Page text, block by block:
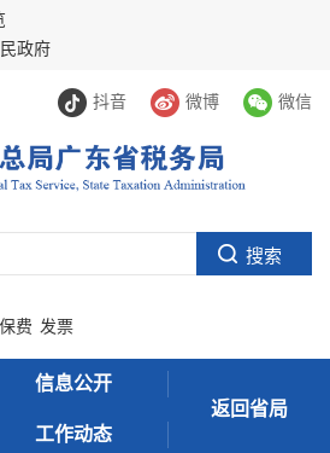
政府
抖音 微博 微信
费 发票
信息公开
工作动态
返回省局